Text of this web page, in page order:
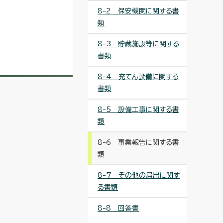
8-2 保安機関に関する書
類
8-3 貯蔵施設等に関する
書類
8-4 充てん設備に関する
書類
8-5 設備工事に関する書
類
8-6 事業報告に関する書
類
8-7 その他の届出に関す
る書類
8-8 回答書